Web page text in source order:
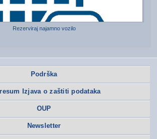
Rezerviraj najamno vozilo
Podrška
Izjava o zaštiti podataka
OUP
Newsletter